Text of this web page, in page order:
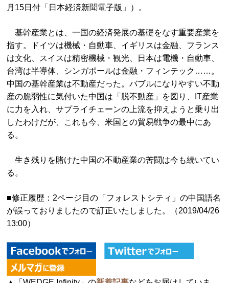
月15日付「日本経済新聞電子版」）。
基幹産業とは、一国の経済発展の基礎をなす重要産業を
指す。ドイツは機械・自動車、イギリスは金融、フランス
は文化、スイスは精密機械・観光、日本は電機・自動車、
台湾は半導体、シンガポールは金融・フィンテック……。
中国の基幹産業は不動産だった。バブルになりやすい不動
産の脆弱性に気付いた中国は「脱不動産」を図り、IT産業
に力を入れ、サプライチェーンの上流を抑えようと乗り出
したわけだが、これも今、米国との貿易戦争の最中にあ
る。
生き残りを賭けた中国の不動産業の苦闘は今も続いてい
る。
■修正履歴：2ページ目の「フォレストシティ」の中国語名
が誤っておりましたので訂正いたしました。（2019/04/26
13:00）